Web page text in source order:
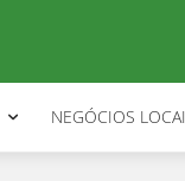
NEGÓCIOS